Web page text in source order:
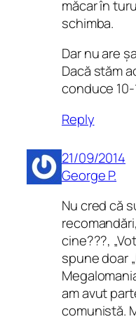
măcar în
schimba.
Dar nu are
Dacă stăm
conduce
Reply
21/09/2014
George P.
Nu cred că
cine???,
spune doar
am avut
comunistă.